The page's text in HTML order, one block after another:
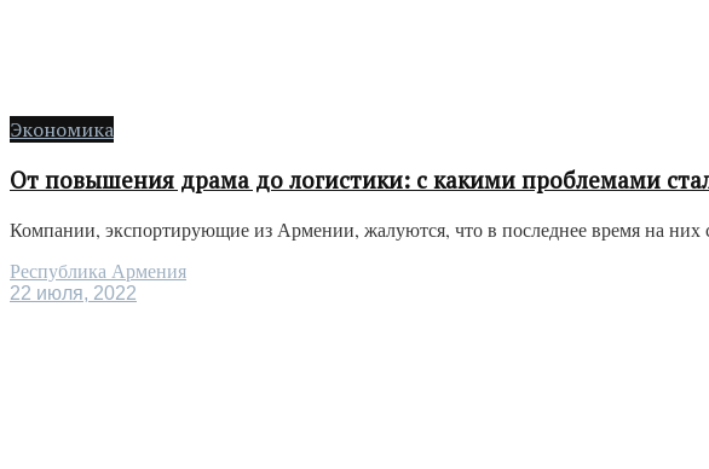
Экономика
От повышения драма до логистики: с какими проблемами
Компании, экспортирующие из Армении, жалуются, что в последнее время на
Республика Армения
22 июля, 2022